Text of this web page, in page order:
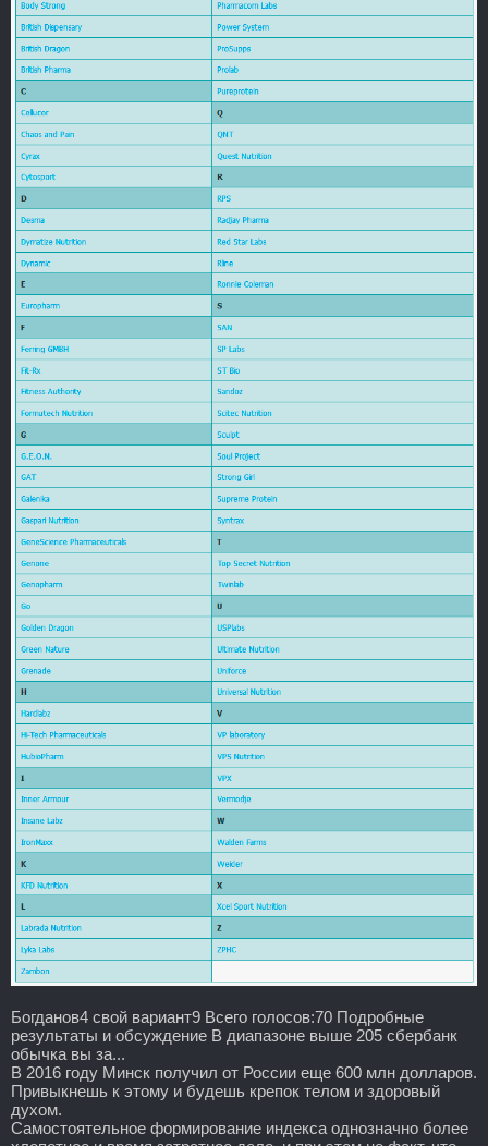
Богданов4 свой вариант9 Всего голосов:70 Подробные
результаты и обсуждение В диапазоне выше 205 сбербанк
обычка вы за...
В 2016 году Минск получил от России еще 600 млн долларов.
Привыкнешь к этому и будешь крепок телом и здоровый
духом.
Самостоятельное формирование индекса однозначно более